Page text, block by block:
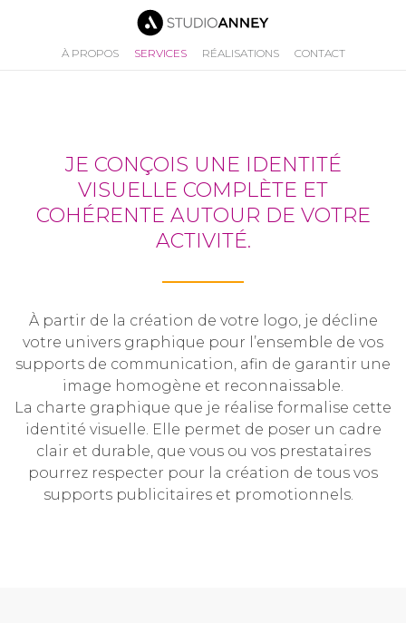
À PROPOS SERVICES RÉALISATIONS CONTACT
JE CONÇOIS UNE IDENTITÉ
VISUELLE COMPLÈTE ET
COHÉRENTE AUTOUR DE VOTRE
ACTIVITÉ.
À partir de la création de votre logo, je décline
votre univers graphique pour l’ensemble de vos
supports de communication, afin de garantir une
image homogène et reconnaissable.
La charte graphique que je réalise formalise cette
identité visuelle. Elle permet de poser un cadre
clair et durable, que vous ou vos prestataires
pourrez respecter pour la création de tous vos
supports publicitaires et promotionnels.